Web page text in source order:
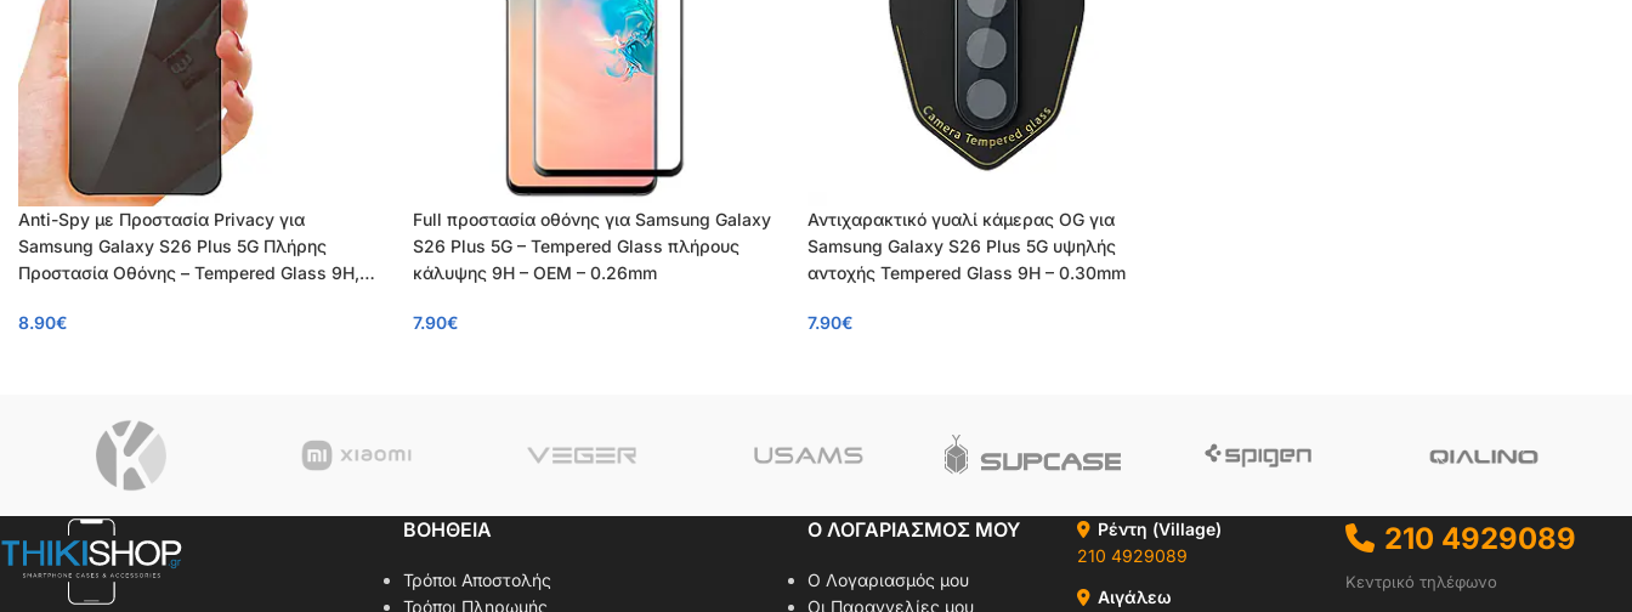
Anti-Spy με Προστασία Privacy για
Samsung Galaxy S26 Plus 5G Πλήρης
Προστασία Οθόνης – Tempered Glass 9H,
8.90€
Full προστασία οθόνης για Samsung Galaxy
S26 Plus 5G – Tempered Glass πλήρους
κάλυψης 9H – OEM – 0.26mm
7.90€
Αντιχαρακτικό γυαλί κάμερας OG για
Samsung Galaxy S26 Plus 5G υψηλής
αντοχής Tempered Glass 9H – 0.30mm
7.90€
ΒΟΗΘΕΙΑ
Τρόποι Αποστολής
Τρόποι Πληρωμής
Ο ΛΟΓΑΡΙΑΣΜΟΣ ΜΟΥ
Ο Λογαριασμός μου
Οι Παραγγελίες μου
Ρέντη (Village)
210 4929089
Αιγάλεω
210 4929089
Κεντρικό τηλέφωνο